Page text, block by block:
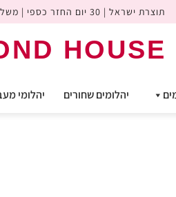
תוצרת ישראל | 30 יום החזר כספי | משלוח חינם
HOUSE
יהלומים שחורים יהלומי